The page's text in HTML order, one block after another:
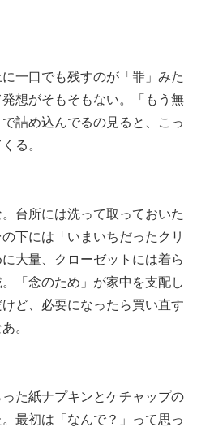
一口でも残すのが「罪」みた
想がそもそもない。「もう無
詰め込んでるの見ると、こっ
る。
台所には洗って取っておいた
下には「いまいちだったクリ
大量、クローゼットには着ら
「念のため」が家中を支配し
ど、必要になったら買い直す
。
た紙ナプキンとケチャップの
最初は「なんで？」って思っ